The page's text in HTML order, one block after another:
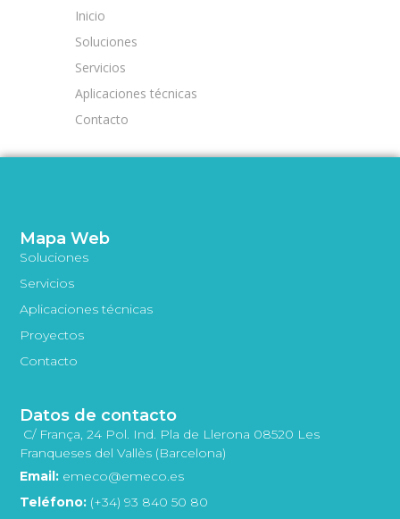
Inicio
Soluciones
Servicios
Aplicaciones técnicas
Contacto
Mapa Web
Soluciones
Servicios
Aplicaciones técnicas
Proyectos
Contacto
Datos de contacto
C/ França, 24 Pol. Ind. Pla de Llerona 08520 Les
Franqueses del Vallès (Barcelona)
Email: emeco@emeco.es
Teléfono: (+34) 93 840 50 80